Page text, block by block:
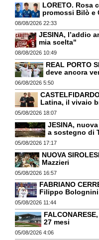
LORETO. Rosa
promossi Bilò e
08/08/2026 22:33
JESINA, l’addio
mia scelta"
08/08/2026 10:49
REAL PORTO
deve ancora
06/08/2026 5:50
Latina, il vivaio
05/08/2026 18:07
JESINA,
a sostegno di
05/08/2026 17:17
NUOVA
Mazzieri
05/08/2026 16:57
FABRIANO
Filippo
05/08/2026 11:44
27 mesi
05/08/2026 4:06